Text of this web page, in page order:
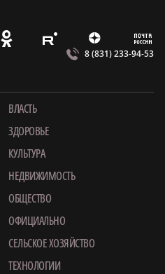
O E Z m
8 (831) 233-94-53
ВЛАСТЬ
ЗДОРОВЬЕ
КУЛЬТУРА
НЕДВИЖИМОСТЬ
ОБЩЕСТВО
ОФИЦИАЛЬНО
СЕЛЬСКОЕ ХОЗЯЙСТВО
ТЕХНОЛОГИИ